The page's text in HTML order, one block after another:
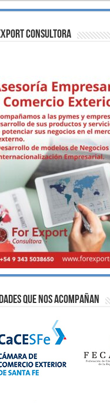
Consultora
que nos acompañan